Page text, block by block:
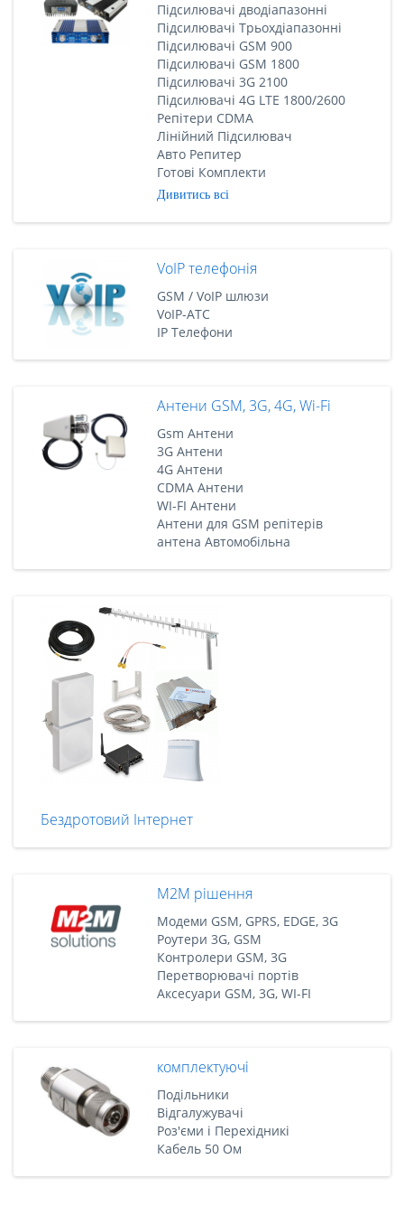
Підсилювачі дводіапазонні
Підсилювачі Трьохдіапазонні
Підсилювачі GSM 900
Підсилювачі GSM 1800
Підсилювачі 3G 2100
Підсилювачі 4G LTE 1800/2600
Репітери CDMA
Лінійний Підсилювач
Авто Репитер
Готові Комплекти
Дивитись всі
VoIP телефонія
GSM / VoIP шлюзи
VoIP-АТС
IP Телефони
Антени GSM, 3G, 4G, Wi-Fi
Gsm Антени
3G Антени
4G Антени
CDMA Антени
WI-FI Антени
Антени для GSM репітерів
антена Автомобільна
Бездротовий Інтернет
M2M рішення
Модеми GSM, GPRS, EDGE, 3G
Роутери 3G, GSM
Контролери GSM, 3G
Перетворювачі портів
Аксесуари GSM, 3G, WI-FI
комплектуючі
Подільники
Відгалужувачі
Роз'єми і Перехідникі
Кабель 50 Ом